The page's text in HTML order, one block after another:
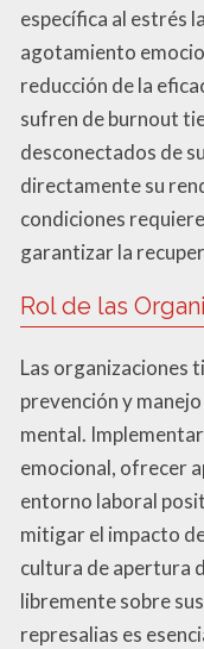
específica al estrés
agotamiento
reducción de la
sufren de burnout
desconectados de
directamente su
condiciones
garantizar la
Rol de las
Las organizaciones
prevención y
mental.
emocional, ofrecer
entorno laboral
mitigar el impacto
cultura de apertura
libremente sobre
represalias es